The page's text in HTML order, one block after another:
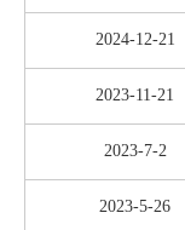
2024-12-21
2023-11-21
2023-7-2
2023-5-26